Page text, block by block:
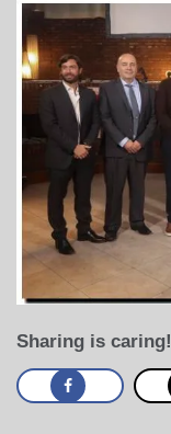
Sharing is caring!